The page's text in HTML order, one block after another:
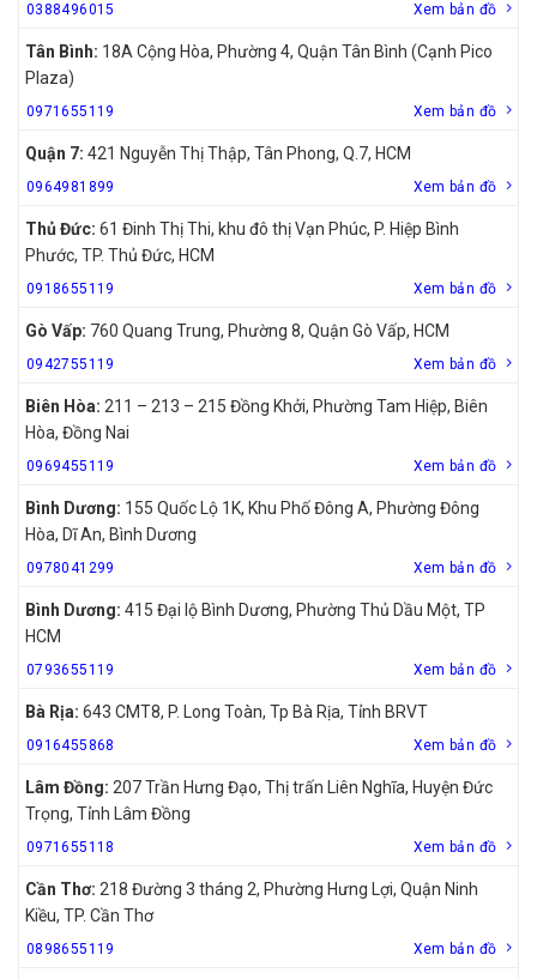
0388496015 Xem bản đồ
Tân Bình: 18A Cộng Hòa, Phường 4, Quận Tân Bình (Cạnh Pico
Plaza)
0971655119 Xem bản đồ
Quận 7: 421 Nguyễn Thị Thập, Tân Phong, Q.7, HCM
0964981899 Xem bản đồ
Thủ Đức: 61 Đinh Thị Thi, khu đô thị Vạn Phúc, P. Hiệp Bình
Phước, TP. Thủ Đức, HCM
0918655119 Xem bản đồ
Gò Vấp: 760 Quang Trung, Phường 8, Quận Gò Vấp, HCM
0942755119 Xem bản đồ
Biên Hòa: 211 – 213 – 215 Đồng Khởi, Phường Tam Hiệp, Biên
Hòa, Đồng Nai
0969455119 Xem bản đồ
Bình Dương: 155 Quốc Lộ 1K, Khu Phố Đông A, Phường Đông
Hòa, Dĩ An, Bình Dương
0978041299 Xem bản đồ
Bình Dương: 415 Đại lộ Bình Dương, Phường Thủ Dầu Một, TP
HCM
0793655119 Xem bản đồ
Bà Rịa: 643 CMT8, P. Long Toàn, Tp Bà Rịa, Tỉnh BRVT
0916455868 Xem bản đồ
Lâm Đồng: 207 Trần Hưng Đạo, Thị trấn Liên Nghĩa, Huyện Đức
Trọng, Tỉnh Lâm Đồng
0971655118 Xem bản đồ
Cần Thơ: 218 Đường 3 tháng 2, Phường Hưng Lợi, Quận Ninh
Kiều, TP. Cần Thơ
0898655119 Xem bản đồ